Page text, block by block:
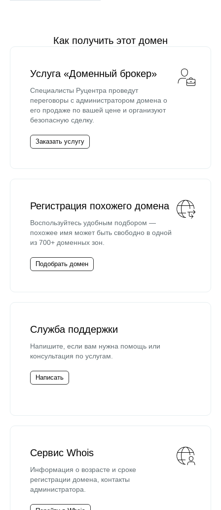
Как получить этот домен
Услуга «Доменный брокер»
Специалисты Руцентра проведут
переговоры с администратором домена о
его продаже по вашей цене и организуют
безопасную сделку.
Заказать услугу
Регистрация похожего домена
Воспользуйтесь удобным подбором —
похожее имя может быть свободно в одной
из 700+ доменных зон.
Подобрать домен
Служба поддержки
Напишите, если вам нужна помощь или
консультация по услугам.
Написать
Сервис Whois
Информация о возрасте и сроке
регистрации домена, контакты
администратора.